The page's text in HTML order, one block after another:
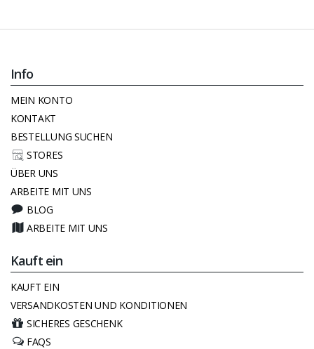
Info
MEIN KONTO
KONTAKT
BESTELLUNG SUCHEN
STORES
ÜBER UNS
ARBEITE MIT UNS
BLOG
ARBEITE MIT UNS
Kauft ein
KAUFT EIN
VERSANDKOSTEN UND KONDITIONEN
SICHERES GESCHENK
FAQS